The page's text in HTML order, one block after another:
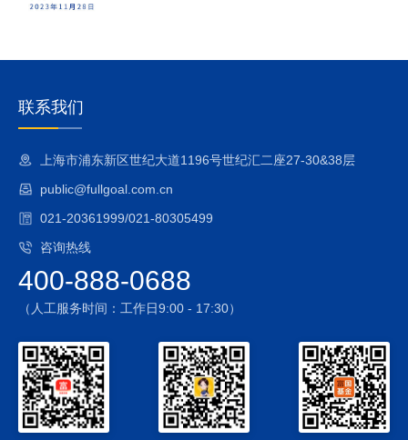
联系我们
上海市浦东新区世纪大道1196号世纪汇二座27-30&38层
public@fullgoal.com.cn
021-20361999/021-80305499
咨询热线
400-888-0688
（人工服务时间：工作日9:00 - 17:30）